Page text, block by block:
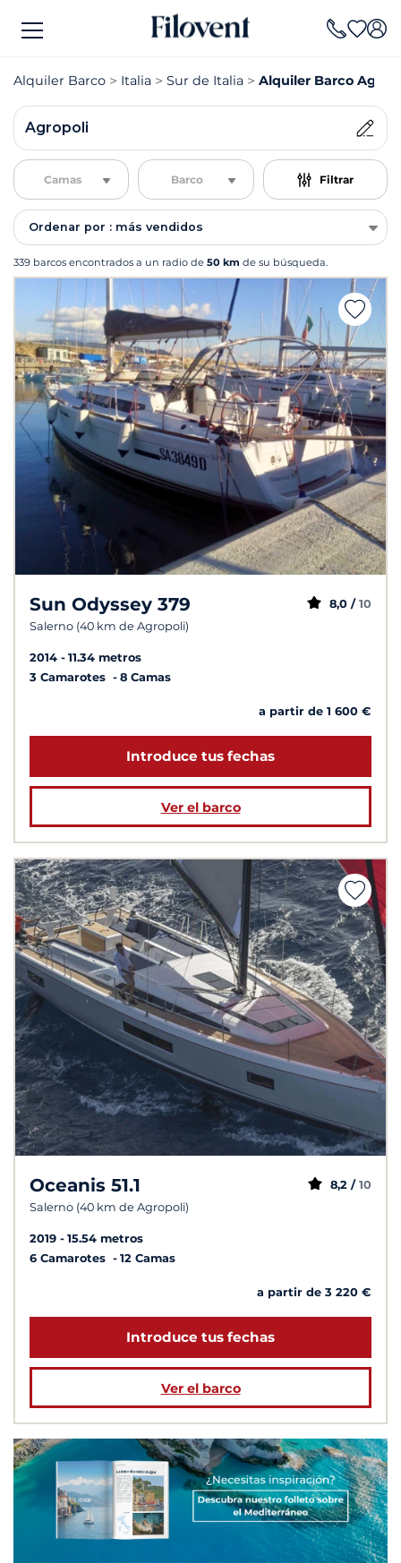
Alquiler Barco Italia Sur de Italia Alquiler Barco
Agropoli
Camas Barco Filtrar
Ordenar por : más vendidos
339 barcos encontrados a un radio de 50 km de su búsqueda.
Sun Odyssey 379
Salerno (40 km de Agropoli)
8,0 / 10
2014
11.34 metros
3 Camarotes
8 Camas
a partir de 1 600 €
Introduce tus fechas
Ver el barco
Oceanis 51.1
Salerno (40 km de Agropoli)
8,2 / 10
2019
15.54 metros
6 Camarotes
12 Camas
a partir de 3 220 €
Introduce tus fechas
Ver el barco